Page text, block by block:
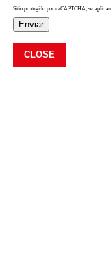
Sitio protegido por reCAPTCHA, se
Enviar
CLOSE